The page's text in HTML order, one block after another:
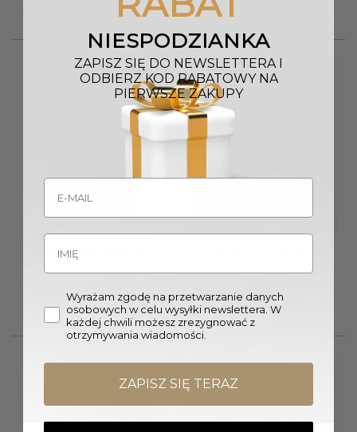
źródłem światła, wykończony
w luksusowym, płatkowanym
złocie, mleczny klosz,
698,00zł
kształtach, nowoczesny
718,00zł
NIESPODZIANKA
ZAPISZ SIĘ DO NEWSLETTERA I
ODBIERZ KOD RABATOWY NA
PIERWSZE ZAKUPY
Wyrażam zgodę na przetwarzanie danych
osobowych w celu wysyłki newslettera. W
każdej chwili możesz zrezygnować z
otrzymywania wiadomości.
ZAPISZ SIĘ TERAZ